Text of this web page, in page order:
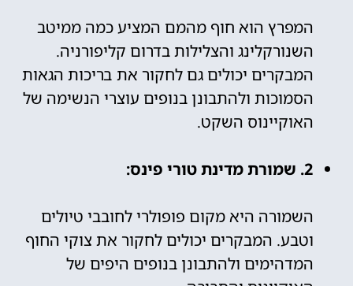
המפרץ הוא חוף מהמם המציע כמה ממיטב
השנורקלינג והצלילות בדרום קליפורניה.
המבקרים יכולים גם לחקור את בריכות הגאות
הסמוכות ולהתבונן בנופים עוצרי הנשימה של
האוקיינוס השקט.
2. שמורת מדינת טורי פינס:
השמורה היא מקום פופולרי לחובבי טיולים
וטבע. המבקרים יכולים לחקור את צוקי החוף
המדהימים ולהתבונן בנופים היפים של